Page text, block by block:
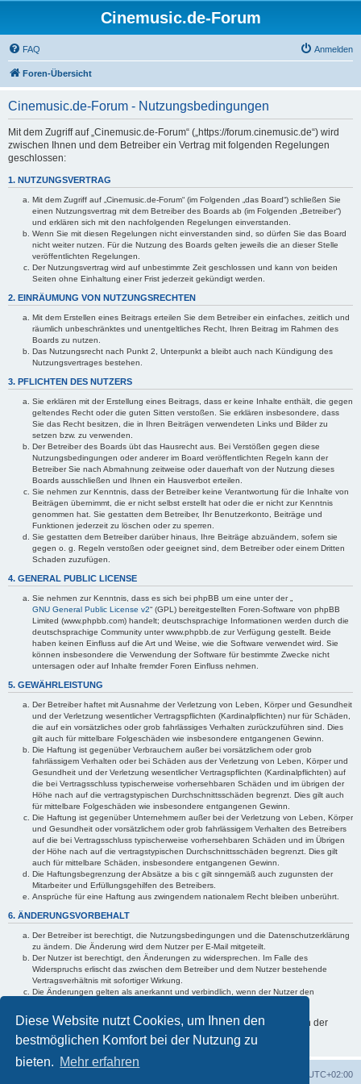
Diese Website nutzt Cookies, um Ihnen den
bestmöglichen Komfort bei der Nutzung zu
bieten. Mehr erfahren
Cinemusic.de-Forum
FAQ Anmelden
Foren-Übersicht
Cinemusic.de-Forum - Nutzungsbedingungen
Mit dem Zugriff auf „Cinemusic.de-Forum“ („https://forum.cinemusic.de“) wird
zwischen Ihnen und dem Betreiber ein Vertrag mit folgenden Regelungen
geschlossen:
1. NUTZUNGSVERTRAG
Mit dem Zugriff auf „Cinemusic.de-Forum“ (im Folgenden „das Board“) schließen Sie
einen Nutzungsvertrag mit dem Betreiber des Boards ab (im Folgenden „Betreiber“)
und erklären sich mit den nachfolgenden Regelungen einverstanden.
Wenn Sie mit diesen Regelungen nicht einverstanden sind, so dürfen Sie das Board
nicht weiter nutzen. Für die Nutzung des Boards gelten jeweils die an dieser Stelle
veröffentlichten Regelungen.
Der Nutzungsvertrag wird auf unbestimmte Zeit geschlossen und kann von beiden
Seiten ohne Einhaltung einer Frist jederzeit gekündigt werden.
2. EINRÄUMUNG VON NUTZUNGSRECHTEN
Mit dem Erstellen eines Beitrags erteilen Sie dem Betreiber ein einfaches, zeitlich und
räumlich unbeschränktes und unentgeltliches Recht, Ihren Beitrag im Rahmen des
Boards zu nutzen.
Das Nutzungsrecht nach Punkt 2, Unterpunkt a bleibt auch nach Kündigung des
Nutzungsvertrages bestehen.
3. PFLICHTEN DES NUTZERS
Sie erklären mit der Erstellung eines Beitrags, dass er keine Inhalte enthält, die gegen
geltendes Recht oder die guten Sitten verstoßen. Sie erklären insbesondere, dass
Sie das Recht besitzen, die in Ihren Beiträgen verwendeten Links und Bilder zu
setzen bzw. zu verwenden.
Der Betreiber des Boards übt das Hausrecht aus. Bei Verstößen gegen diese
Nutzungsbedingungen oder anderer im Board veröffentlichten Regeln kann der
Betreiber Sie nach Abmahnung zeitweise oder dauerhaft von der Nutzung dieses
Boards ausschließen und Ihnen ein Hausverbot erteilen.
Sie nehmen zur Kenntnis, dass der Betreiber keine Verantwortung für die Inhalte von
Beiträgen übernimmt, die er nicht selbst erstellt hat oder die er nicht zur Kenntnis
genommen hat. Sie gestatten dem Betreiber, Ihr Benutzerkonto, Beiträge und
Funktionen jederzeit zu löschen oder zu sperren.
Sie gestatten dem Betreiber darüber hinaus, Ihre Beiträge abzuändern, sofern sie
gegen o. g. Regeln verstoßen oder geeignet sind, dem Betreiber oder einem Dritten
Schaden zuzufügen.
4. GENERAL PUBLIC LICENSE
Sie nehmen zur Kenntnis, dass es sich bei phpBB um eine unter der „
GNU General Public License v2“ (GPL) bereitgestellten Foren-Software von phpBB
Limited (www.phpbb.com) handelt; deutschsprachige Informationen werden durch die
deutschsprachige Community unter www.phpbb.de zur Verfügung gestellt. Beide
haben keinen Einfluss auf die Art und Weise, wie die Software verwendet wird. Sie
können insbesondere die Verwendung der Software für bestimmte Zwecke nicht
untersagen oder auf Inhalte fremder Foren Einfluss nehmen.
5. GEWÄHRLEISTUNG
Der Betreiber haftet mit Ausnahme der Verletzung von Leben, Körper und Gesundheit
und der Verletzung wesentlicher Vertragspflichten (Kardinalpflichten) nur für Schäden,
die auf ein vorsätzliches oder grob fahrlässiges Verhalten zurückzuführen sind. Dies
gilt auch für mittelbare Folgeschäden wie insbesondere entgangenen Gewinn.
Die Haftung ist gegenüber Verbrauchern außer bei vorsätzlichem oder grob
fahrlässigem Verhalten oder bei Schäden aus der Verletzung von Leben, Körper und
Gesundheit und der Verletzung wesentlicher Vertragspflichten (Kardinalpflichten) auf
die bei Vertragsschluss typischerweise vorhersehbaren Schäden und im übrigen der
Höhe nach auf die vertragstypischen Durchschnittsschäden begrenzt. Dies gilt auch
für mittelbare Folgeschäden wie insbesondere entgangenen Gewinn.
Die Haftung ist gegenüber Unternehmern außer bei der Verletzung von Leben, Körper
und Gesundheit oder vorsätzlichem oder grob fahrlässigem Verhalten des Betreibers
auf die bei Vertragsschluss typischerweise vorhersehbaren Schäden und im Übrigen
der Höhe nach auf die vertragstypischen Durchschnittsschäden begrenzt. Dies gilt
auch für mittelbare Schäden, insbesondere entgangenen Gewinn.
Die Haftungsbegrenzung der Absätze a bis c gilt sinngemäß auch zugunsten der
Mitarbeiter und Erfüllungsgehilfen des Betreibers.
Ansprüche für eine Haftung aus zwingendem nationalem Recht bleiben unberührt.
6. ÄNDERUNGSVORBEHALT
Der Betreiber ist berechtigt, die Nutzungsbedingungen und die Datenschutzerklärung
zu ändern. Die Änderung wird dem Nutzer per E-Mail mitgeteilt.
Der Nutzer ist berechtigt, den Änderungen zu widersprechen. Im Falle des
Widerspruchs erlischt das zwischen dem Betreiber und dem Nutzer bestehende
Vertragsverhältnis mit sofortiger Wirkung.
Die Änderungen gelten als anerkannt und verbindlich, wenn der Nutzer den
Informationen über den Umgang mit Ihren persönlichen Daten sind in der
Datenschutzerklärung enthalten.
UTC+02:00